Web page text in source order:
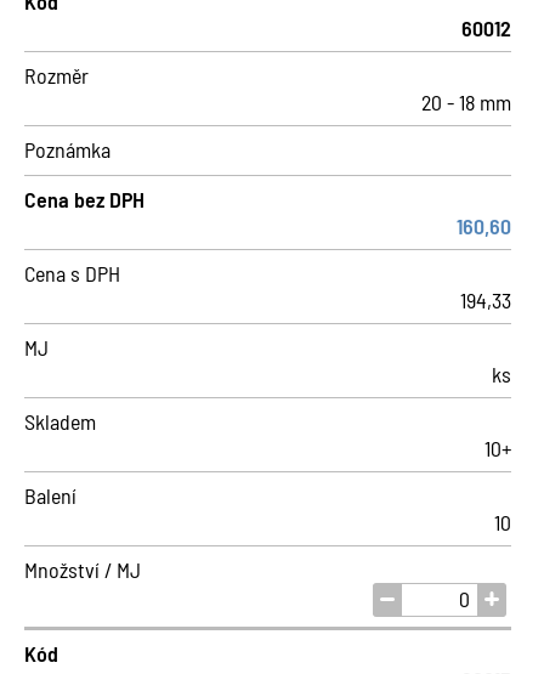
60012
Rozměr
20 - 18 mm
Poznámka
Cena bez DPH
160,60
Cena s DPH
194,33
MJ
ks
Skladem
10+
Balení
10
Množství / MJ
Kód